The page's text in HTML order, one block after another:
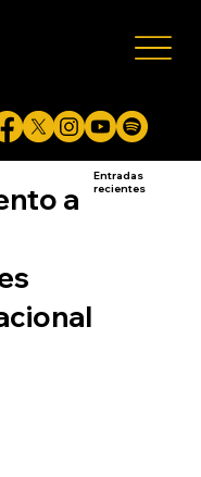
a
Entradas
recientes